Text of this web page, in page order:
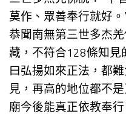
莫作、眾善奉行就好
恭聞南無第三世多杰
藏，不符合128條知見
曰弘揚如來正法，都
見，再高的地位都不
廟今後能真正依教奉